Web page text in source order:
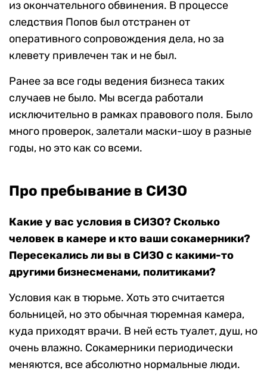
из окончательного обвинения. В процессе
следствия Попов был отстранен от
оперативного сопровождения дела, но за
клевету привлечен так и не был.
Ранее за все годы ведения бизнеса таких
случаев не было. Мы всегда работали
исключительно в рамках правового поля. Было
много проверок, залетали маски-шоу в разные
годы, но это как со всеми.
Про пребывание в СИЗО
Какие у вас условия в СИЗО? Сколько
человек в камере и кто ваши сокамерники?
Пересекались ли вы в СИЗО с какими-то
другими бизнесменами, политиками?
Условия как в тюрьме. Хоть это считается
больницей, но это обычная тюремная камера,
куда приходят врачи. В ней есть туалет, душ, но
очень влажно. Сокамерники периодически
меняются, все абсолютно нормальные люди.